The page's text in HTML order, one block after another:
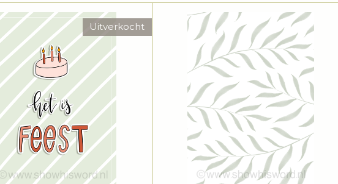
Uitverkocht